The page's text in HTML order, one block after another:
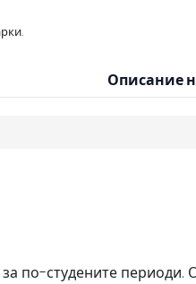
Описание
по-студените